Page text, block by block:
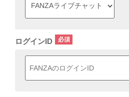
ログインID